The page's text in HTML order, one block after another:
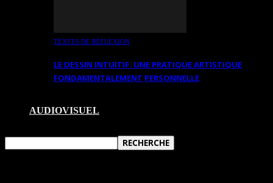
TEXTES DE RÉFLEXION
LE DESSIN INTUITIF. UNE PRATIQUE ARTISTIQUE
FONDAMENTALEMENT PERSONNELLE
AUDIOVISUEL